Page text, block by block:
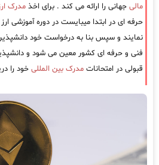
مالی جهانی را ارائه می کند . برای اخذ مدرک
حرفه ای در ابتدا میبایست در دوره آموزشی
نمایند و سپس بنا به درخواست خود
فنی و حرفه ای کشور معین می شود و
قبولی در امتحانات مدرک بین المللی خود را